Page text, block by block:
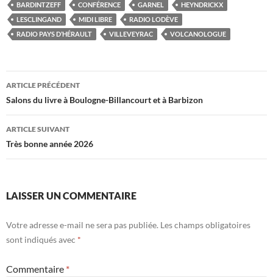
BARDINTZEFF CONFÉRENCE GARNEL
HEYNDRICKX
LESCLINGAND
MIDI LIBRE
RADIO LODÈVE
RADIO PAYS D’HÉRAULT
VILLEVEYRAC VOLCANOLOGUE
Navigation
des
articles
ARTICLE PRÉCÉDENT
Salons du livre à Boulogne-Billancourt et à Barbizon
ARTICLE SUIVANT
Très bonne année 2026
LAISSER UN COMMENTAIRE
Votre adresse e-mail ne sera pas publiée. Les champs obligatoires
sont indiqués avec *
Commentaire *